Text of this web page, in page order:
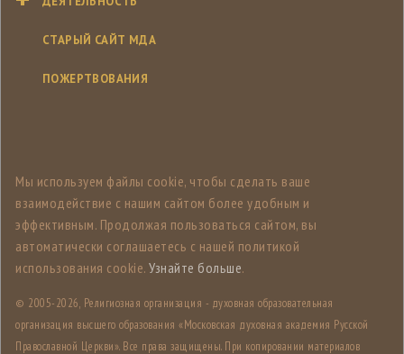
СТАРЫЙ САЙТ МДА
ПОЖЕРТВОВАНИЯ
Мы используем файлы cookie, чтобы сделать ваше
взаимодействие с нашим сайтом более удобным и
эффективным. Продолжая пользоваться сайтом, вы
автоматически соглашаетесь с нашей политикой
использования cookie. Узнайте больше.
© 2005-2026, Религиозная организация - духовная образовательная
организация высшего образования «Московская духовная академия Русской
Православной Церкви». Все права защищены. При копировании материалов